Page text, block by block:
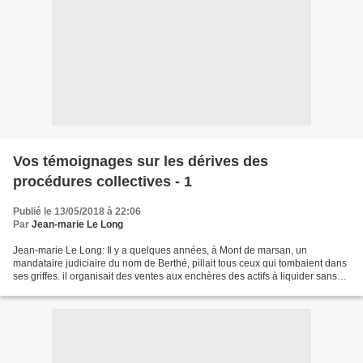
Vos témoignages sur les dérives des
procédures collectives - 1
Publié le 13/05/2018 à 22:06
Par Jean-marie Le Long
Jean-marie Le Long: Il y a quelques années, à Mont de marsan, un
mandataire judiciaire du nom de Berthé, pillait tous ceux qui tombaient dans
ses griffes. il organisait des ventes aux enchères des actifs à liquider sans